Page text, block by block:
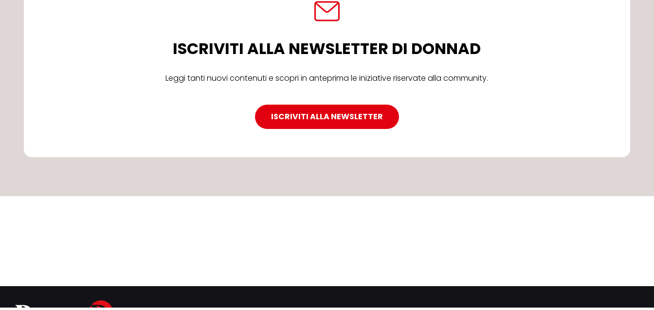
ISCRIVITI ALLA NEWSLETTER DI DONNAD
Leggi tanti nuovi contenuti e scopri in anteprima le iniziative riservate alla community.
ISCRIVITI ALLA NEWSLETTER